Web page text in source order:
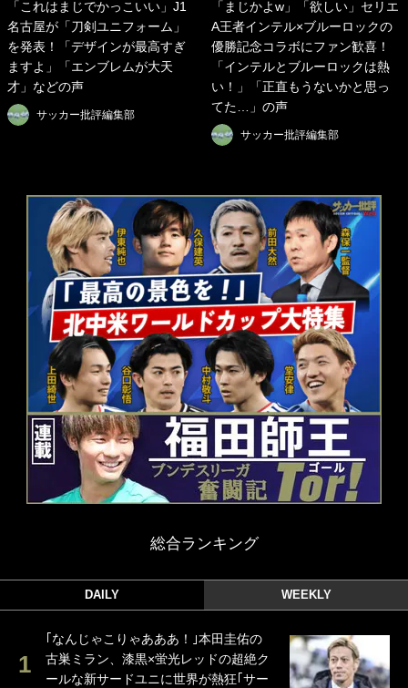
「これはまじでかっこいい」J1
名古屋が「刀剣ユニフォーム」
を発表！「デザインが最高すぎ
ますよ」「エンブレムが大天
才」などの声
サッカー批評編集部
「まじかよw」「欲しい」セリエ
A王者インテル×ブルーロックの
優勝記念コラボにファン歓喜！
「インテルとブルーロックは熱
い！」「正直もうないかと思っ
てた…」の声
サッカー批評編集部
総合ランキング
DAILY WEEKLY
｢なんじゃこりゃあああ！｣本田圭佑の
古巣ミラン、漆黒×蛍光レッドの超絶ク
ールな新サードユニに世界が熱狂｢サー